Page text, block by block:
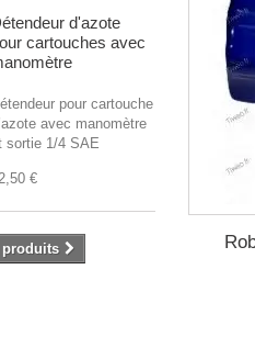
d'azote
cartouches avec
pour cartouche
avec manomètre
sortie 1/4 SAE
€
produits